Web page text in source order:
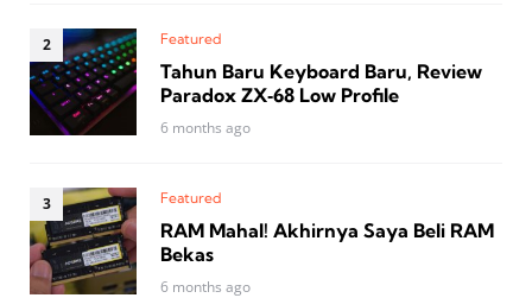
Featured
Tahun Baru Keyboard Baru, Review
Paradox ZX‑68 Low Profile
6 months ago
Featured
RAM Mahal! Akhirnya Saya Beli RAM
Bekas
6 months ago